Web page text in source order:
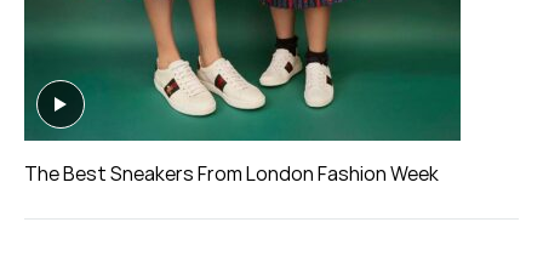
The Best Sneakers From London Fashion Week